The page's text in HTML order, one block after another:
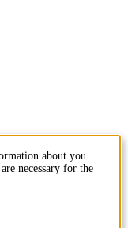
about you
necessary for the